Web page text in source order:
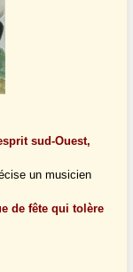
sud-Ouest,
un musicien
de fête qui tolère